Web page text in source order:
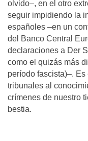
olvido–, en el otro
seguir impidiendo la
españoles –en un
del Banco Central
declaraciones a Der
como el quizás más
período fascista)–.
tribunales al
crímenes de nuestro
bestia.